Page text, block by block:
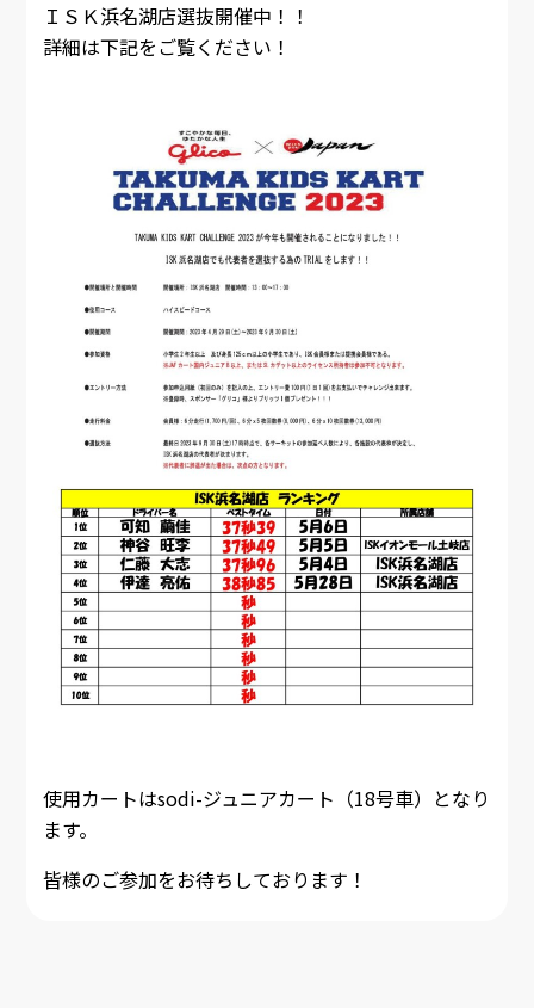
ＩＳＫ浜名湖店選抜開催中！！
詳細は下記をご覧ください！
使用カートはsodi-ジュニアカート（18号車）となり
ます。
皆様のご参加をお待ちしております！